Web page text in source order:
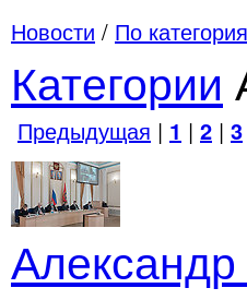
Новости / По
Категории
Предыдущая | 1 | 2 | 3